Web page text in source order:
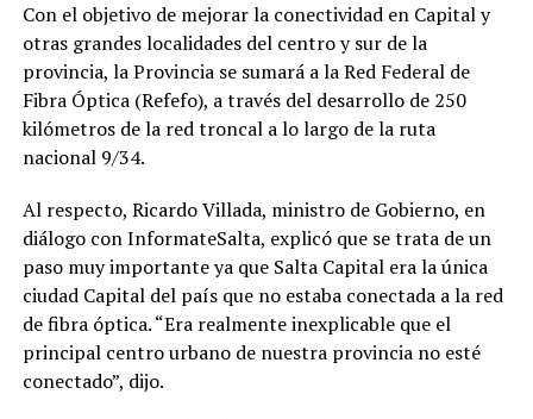
Con el objetivo de mejorar la conectividad en Capital y
otras grandes localidades del centro y sur de la
provincia, la Provincia se sumará a la Red Federal de
Fibra Óptica (Refefo), a través del desarrollo de 250
kilómetros de la red troncal a lo largo de la ruta
nacional 9/34.
Al respecto, Ricardo Villada, ministro de Gobierno, en
diálogo con InformateSalta, explicó que se trata de un
paso muy importante ya que Salta Capital era la única
ciudad Capital del país que no estaba conectada a la red
de fibra óptica. “Era realmente inexplicable que el
principal centro urbano de nuestra provincia no esté
conectado”, dijo.